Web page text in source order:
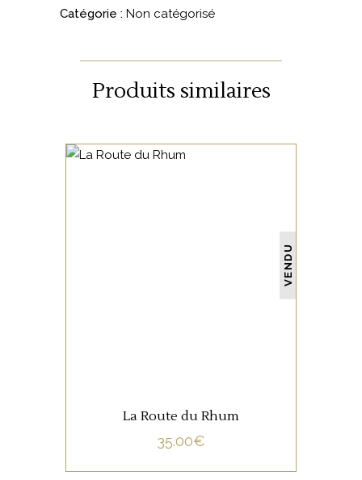
Catégorie : Non catégorisé
Produits similaires
VENDU
La Route du Rhum
35.00€